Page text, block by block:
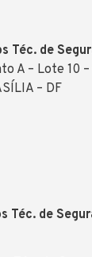
Téc. de
A – Lote 10 –
– DF
Téc. de